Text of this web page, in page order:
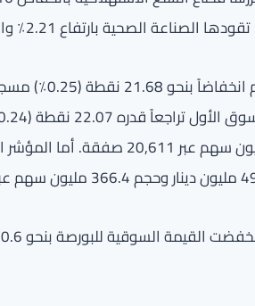
بارتفاع 2.21٪ والرعاية الصحية بارتفاع 3.68٪.